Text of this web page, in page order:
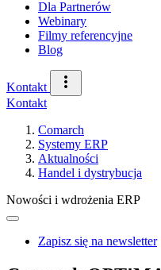
Dla Partnerów
Webinary
Filmy referencyjne
Blog
Kontakt
Kontakt
Comarch
Systemy ERP
Aktualności
Handel i dystrybucja
Nowości i wdrożenia ERP
Zapisz się na newsletter